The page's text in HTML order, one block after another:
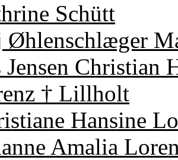
Schütt
Øhlenschlæger
Christian
† Lillholt
Hansine
Amalia